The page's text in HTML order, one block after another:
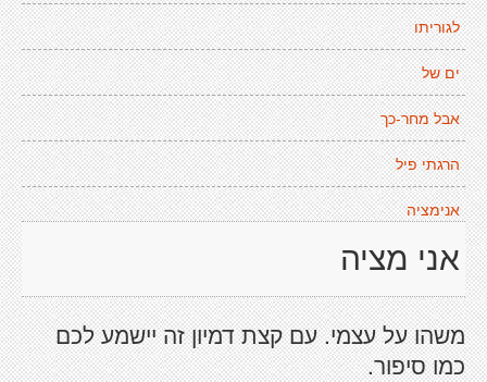
לגוריתו
ים של
אבל מחר-כך
הרגתי פיל
אנימציה
אני מציה
משהו על עצמי. עם קצת דמיון זה יישמע לכם
כמו סיפור.